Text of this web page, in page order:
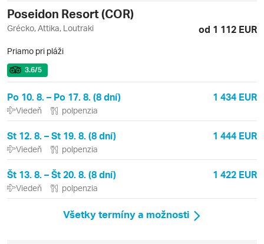
Poseidon Resort (COR)
Grécko, Attika, Loutraki od 1 112 EUR
Priamo pri pláži
3.6/5
Po 10. 8. – Po 17. 8. (8 dní) 1 434 EUR
Viedeň polpenzia
St 12. 8. – St 19. 8. (8 dní) 1 444 EUR
Viedeň polpenzia
Št 13. 8. – Št 20. 8. (8 dní) 1 422 EUR
Viedeň polpenzia
Všetky termíny a možnosti